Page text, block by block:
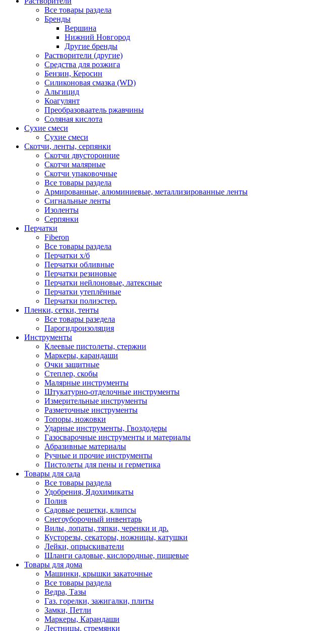
Все товары раздела
Бренды
Вершина
Нижний Новгород
Другие бренды
Растворители (другие)
Средства для розжига
Бензин, Керосин
Силиконовая смазка (WD)
Альгицид
Коагулянт
Преобразоваатель ржавчины
Соляная кислота
Сухие смеси
Сухие смеси
Скотчи, ленты, серпянки
Скотчи двусторонние
Скотчи малярные
Скотчи упаковочные
Все товары раздела
Армированные, алюминиевые, металлизированные ленты
Сигнальные ленты
Изоленты
Серпянки
Перчатки
Fiberon
Все товары раздела
Перчатки х/б
Перчатки обливные
Перчатки резиновые
Перчатки нейлоновые, латексные
Перчатки утеплённые
Перчатки полиэстер.
Пленки, сетки, тенты
Все товары разедела
Парогидроизоляция
Инструменты
Клеевые пистолеты, стержни
Маркеры, карандаши
Очки защитные
Степлер, скобы
Малярные инструменты
Штукатурно-отделочные инструменты
Измерительные инструменты
Разметочные инструменты
Топоры, ножовки
Ударные инструменты, Гвоздодеры
Газосварочные инструменты и материалы
Абразивные материалы
Ручные и прочие инструменты
Пистолеты для пены и герметика
Товары для сада
Все товары раздела
Удобрения, Ядохимикаты
Полив
Садовые решетки, клипсы
Снегоуборочный инвентарь
Вилы, лопаты, тяпки, черенки и др.
Кусторезы, секаторы, ножницы, катушки
Лейки, опрыскиватели
Шланги садовые, кислородные, пищевые
Товары для дома
Машинки, крышки закаточные
Все товары раздела
Ведра, Тазы
Газ. горелки, зажигалки, плиты
Замки, Петли
Маркеры, Карандаши
Лестницы, стремянки